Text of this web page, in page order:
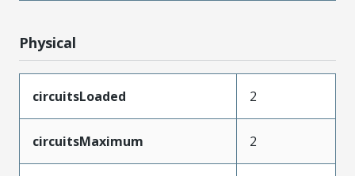
Physical
circuitsLoaded 2
circuitsMaximum 2